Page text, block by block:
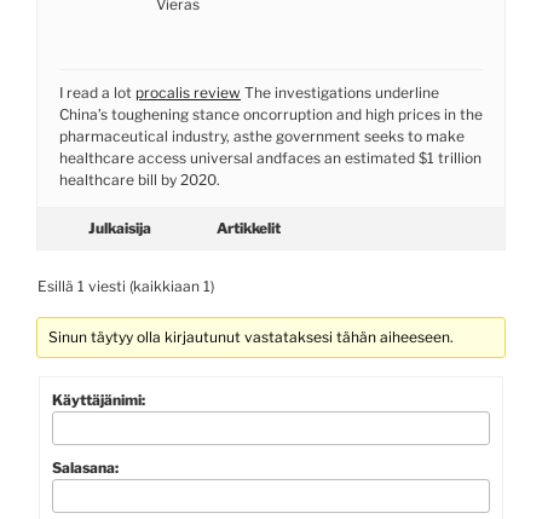
Vieras
I read a lot procalis review The investigations underline
China’s toughening stance oncorruption and high prices in the
pharmaceutical industry, asthe government seeks to make
healthcare access universal andfaces an estimated $1 trillion
healthcare bill by 2020.
Julkaisija Artikkelit
Esillä 1 viesti (kaikkiaan 1)
Sinun täytyy olla kirjautunut vastataksesi tähän aiheeseen.
Käyttäjänimi:
Salasana: